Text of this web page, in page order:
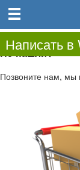
0.00
0
Не нашли?
Позвоните нам, мы
Написать в